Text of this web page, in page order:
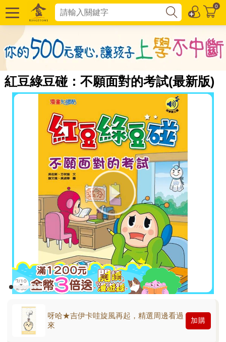
0
紅豆綠豆碰：不願面對的考試(最新版)
呀哈★吉伊卡哇旋風再起，精選周邊看過
來
加購